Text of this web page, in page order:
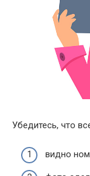
Убедитесь, что
видно